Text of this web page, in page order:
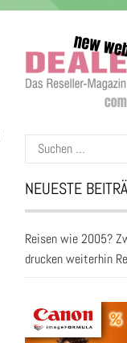
Suchen
nach:
NEUESTE
Reisen wie 2005?
drucken weiterhin